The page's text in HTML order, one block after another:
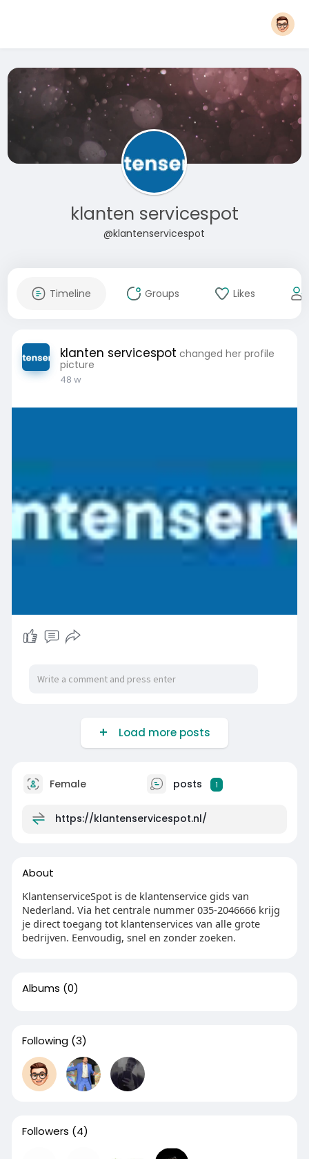
klanten servicespot
@klantenservicespot
Timeline Groups Likes
klanten servicespot changed her profile
picture
48 w
Load more posts
Female posts 1
https://klantenservicespot.nl/
About
KlantenserviceSpot is de klantenservice gids van
Nederland. Via het centrale nummer 035-2046666 krijg
je direct toegang tot klantenservices van alle grote
bedrijven. Eenvoudig, snel en zonder zoeken.
Albums (0)
Following (3)
Followers (4)